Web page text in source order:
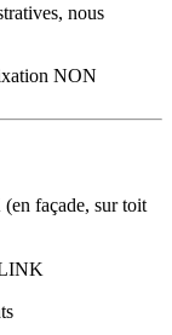
nous
NON
façade, sur toit